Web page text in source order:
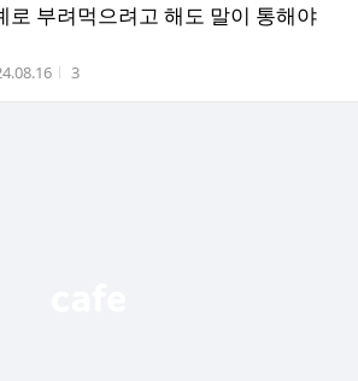
로 부려먹으려고 해도 말이 통해야
성시간 조회수
3